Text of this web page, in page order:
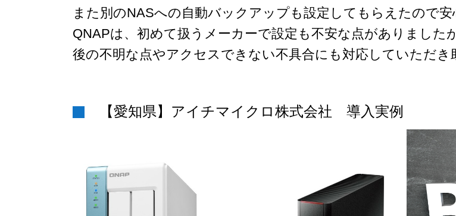
また別のNASへの自動バックアップも設定してもらえたので安
QNAPは、初めて扱うメーカーで設定も不安な点がありました
後の不明な点やアクセスできない不具合にも対応していただき
【愛知県】アイチマイクロ株式会社 導入実例